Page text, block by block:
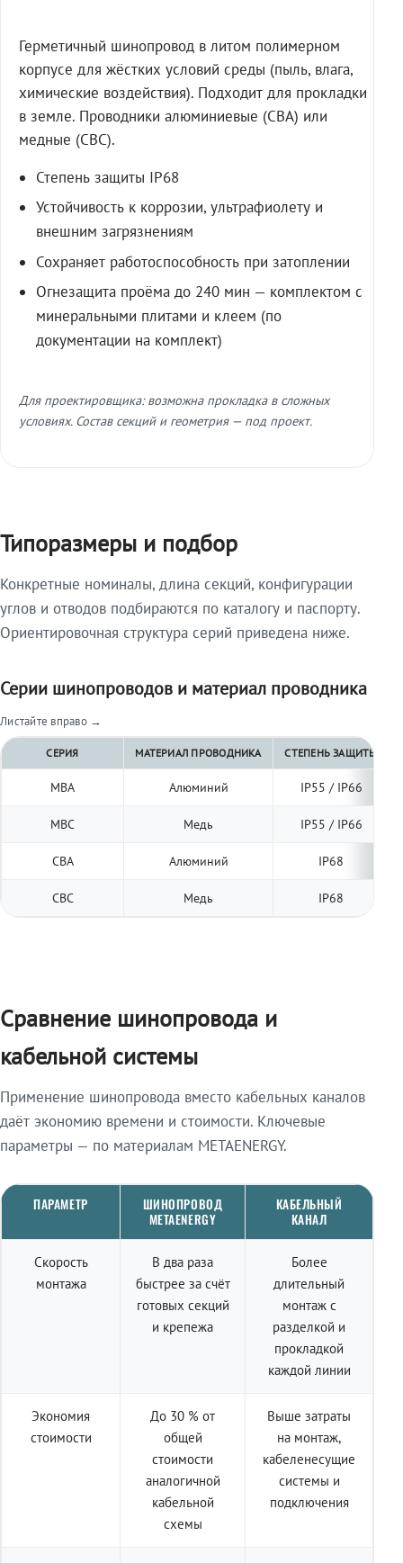
Герметичный шинопровод в литом полимерном
корпусе для жёстких условий среды (пыль, влага,
химические воздействия). Подходит для прокладки
в земле. Проводники алюминиевые (СВА) или
медные (СВС).
Степень защиты IP68
Устойчивость к коррозии, ультрафиолету и
внешним загрязнениям
Сохраняет работоспособность при затоплении
Огнезащита проёма до 240 мин — комплектом с
минеральными плитами и клеем (по
документации на комплект)
Для проектировщика: возможна прокладка в сложных
условиях. Состав секций и геометрия — под проект.
Типоразмеры и подбор
Конкретные номиналы, длина секций, конфигурации
углов и отводов подбираются по каталогу и паспорту.
Ориентировочная структура серий приведена ниже.
Серии шинопроводов и материал проводника
Листайте вправо →
СЕРИЯ МАТЕРИАЛ ПРОВОДНИКА СТЕПЕНЬ ЗАЩИТЫ
МВА Алюминий IP55 / IP66
МВС Медь IP55 / IP66
СВА Алюминий IP68
СВС Медь IP68
Сравнение шинопровода и
кабельной системы
Применение шинопровода вместо кабельных каналов
даёт экономию времени и стоимости. Ключевые
параметры — по материалам METAENERGY.
ПАРАМЕТР
ШИНОПРОВОД
METAENERGY
КАБЕЛЬНЫЙ
КАНАЛ
Скорость
монтажа
В два раза
быстрее за счёт
готовых секций
и крепежа
Более
длительный
монтаж с
разделкой и
прокладкой
каждой линии
Экономия
стоимости
До 30 % от
общей
стоимости
аналогичной
кабельной
схемы
Выше затраты
на монтаж,
кабеленесущие
системы и
подключения